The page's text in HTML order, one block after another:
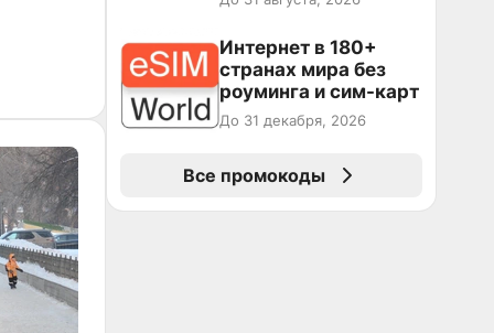
Интернет в 180+
странах мира без
роуминга и сим-карт
До 31 декабря, 2026
Все промокоды